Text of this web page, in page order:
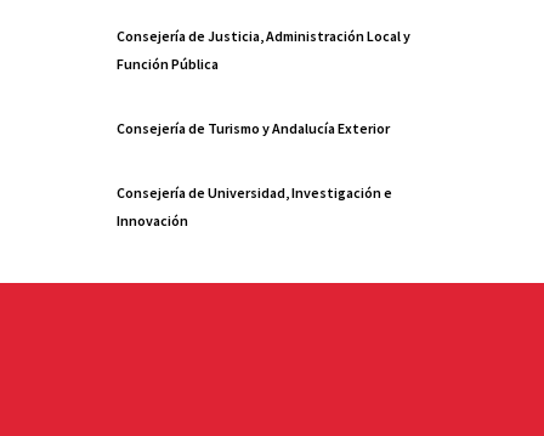
Consejería de Justicia, Administración Local y
Función Pública
Consejería de Turismo y Andalucía Exterior
Consejería de Universidad, Investigación e
Innovación